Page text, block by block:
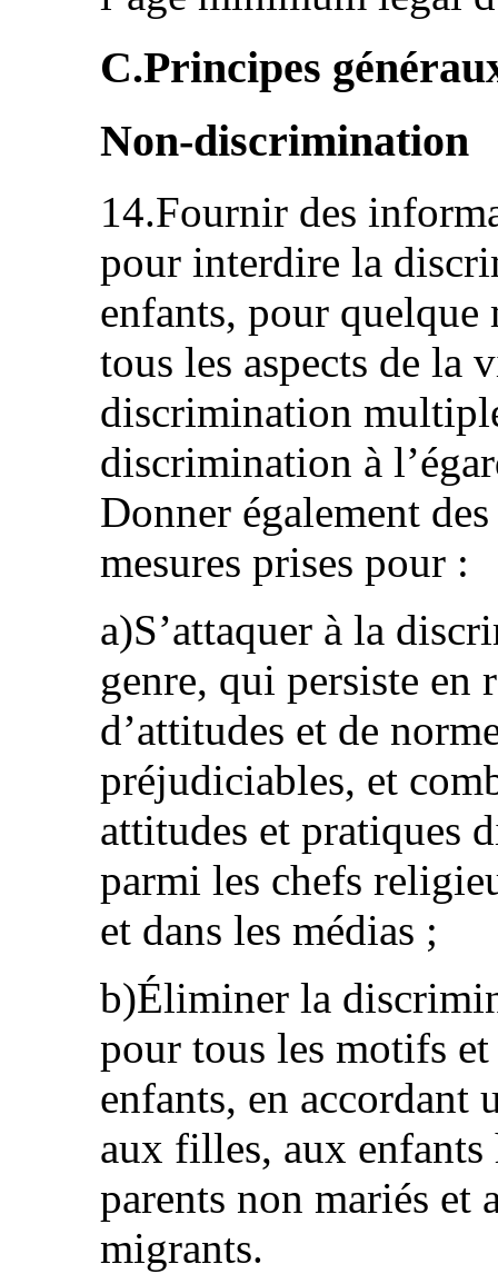
C.Principes
Non-discrimination
14.Fournir des
pour interdire la
enfants, pour
tous les aspects de la
discrimination
discrimination à
Donner également
mesures prises pour :
a)S’attaquer à la
genre, qui persiste en
d’attitudes et de
préjudiciables, et
attitudes et pratiques
parmi les chefs
et dans les médias ;
b)Éliminer la
pour tous les motifs et
enfants, en accordant
aux filles, aux enfants
parents non mariés et
migrants.